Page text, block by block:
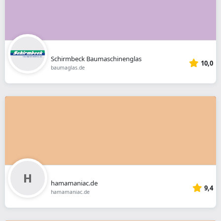
Schirmbeck Baumaschinenglas
baumaglas.de 10,0
hamamaniac.de
hamamaniac.de 9,4